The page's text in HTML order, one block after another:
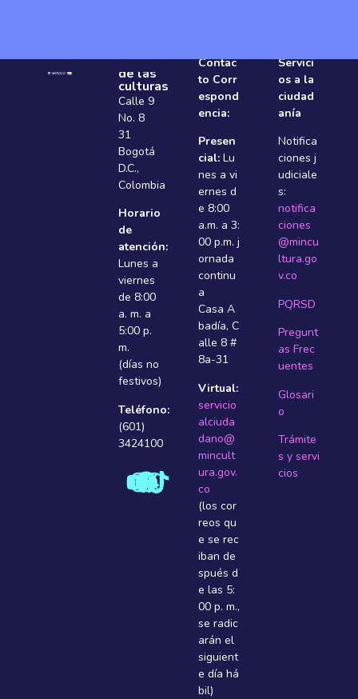
Ministerio
de las
culturas
Calle 9
No. 8
31
Bogotá
D.C.,
Colombia
Horario
de
atención:
Lunes a
viernes
de 8:00
a. m. a
5:00 p.
m.
(días no
festivos)
Teléfono:
(601)
3424100
Contac
to Corr
espond
encia:
Presen
cial: Lu
nes a vi
ernes d
e 8:00
a.m. a 3:
00 p.m. j
ornada
continu
a
Casa A
badí­a, C
alle 8 #
8a-31
Virtual:
servicio
alciuda
dano@
mincult
ura.gov.
co
(los cor
reos qu
e se rec
iban de
spués d
e las 5:
00 p. m.,
se radic
arán el
siguient
e dí­a há
bil)
Servici
os a la
ciudad
anía
Notifica
ciones j
udiciale
s:
notifica
ciones
@mincu
ltura.go
v.co
PQRSD
Pregunt
as Frec
uentes
Glosari
o
Trámite
s y servi
cios